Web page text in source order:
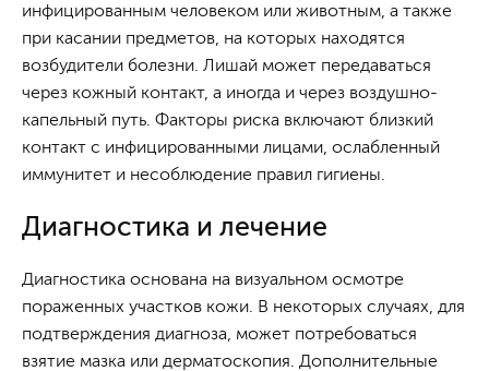
инфицированным человеком или животным, а также
при касании предметов, на которых находятся
возбудители болезни. Лишай может передаваться
через кожный контакт, а иногда и через воздушно-
капельный путь. Факторы риска включают близкий
контакт с инфицированными лицами, ослабленный
иммунитет и несоблюдение правил гигиены.
Диагностика и лечение
Диагностика основана на визуальном осмотре
пораженных участков кожи. В некоторых случаях, для
подтверждения диагноза, может потребоваться
взятие мазка или дерматоскопия. Дополнительные